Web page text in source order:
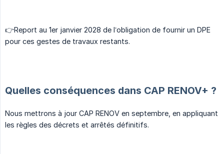
👉Report au 1er janvier 2028 de l’obligation de fournir un DPE
pour ces gestes de travaux restants.
Quelles conséquences dans CAP RENOV+ ?
Nous mettrons à jour CAP RENOV en septembre, en appliquant
les règles des décrets et arrêtés définitifs.